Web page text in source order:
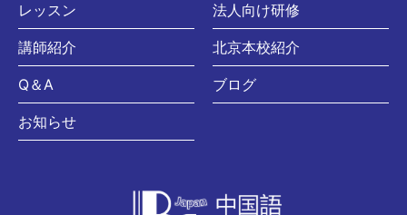
レッスン 法人向け研修
講師紹介 北京本校紹介
Q＆A ブログ
お知らせ